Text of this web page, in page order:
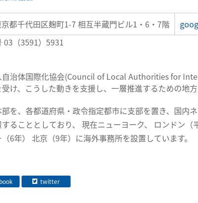
都千代田区麹町1-7 相互半蔵門ビル1・6・7階
03（3591）5931
自治体国際化協会(Council of Local Authorities for
け、こうした動きを支援し、一層推進するための地
を、各都道府県・政令指定都市に支部を置き、国内
ることとしており、 現在ニューヨーク、 ロンドン
6年） 北京（9年）に海外事務所を設置しています。
twitter